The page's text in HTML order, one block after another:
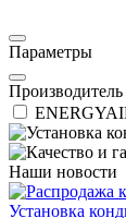
Параметры
Производитель
Наши новости
Установка